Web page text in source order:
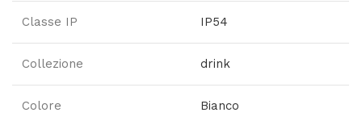
Classe IP IP54
Collezione drink
Colore Bianco